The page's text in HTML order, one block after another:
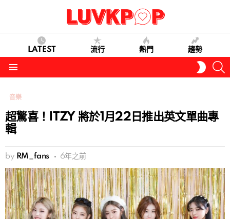
LATEST 流行 熱門 趨勢
SKIN
音樂
超驚喜！ITZY 將於1月22日推出英文單曲專
輯
by RM_fans 6年之前